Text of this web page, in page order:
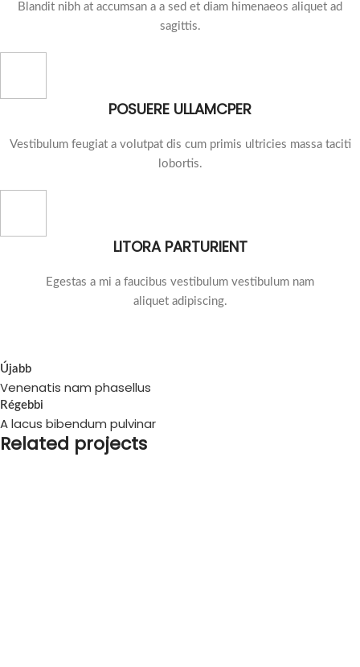
Blandit nibh at accumsan a a sed et diam himenaeos aliquet ad
sagittis.
POSUERE ULLAMCPER
Vestibulum feugiat a volutpat dis cum primis ultricies massa taciti
lobortis.
LITORA PARTURIENT
Egestas a mi a faucibus vestibulum vestibulum nam
aliquet adipiscing.
Újabb
Venenatis nam phasellus
Régebbi
A lacus bibendum pulvinar
Related projects